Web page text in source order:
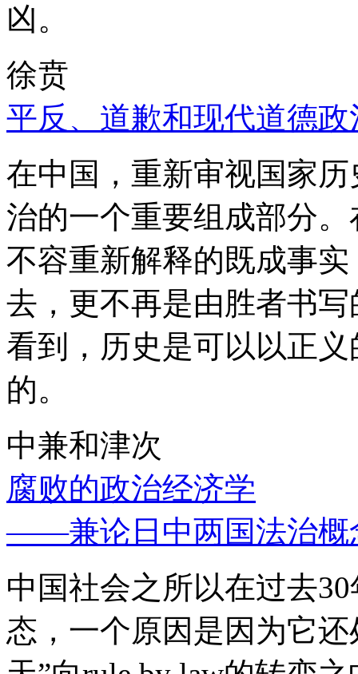
凶。
徐贲
平反、道歉和现代道德政
在中国，重新审视国家
治的一个重要组成部分
不容重新解释的既成事
去，更不再是由胜者书
看到，历史是可以以正
的。
中兼和津次
腐败的政治经济学
——兼论日中两国法治概
中国社会之所以在过去
态，一个原因是因为它